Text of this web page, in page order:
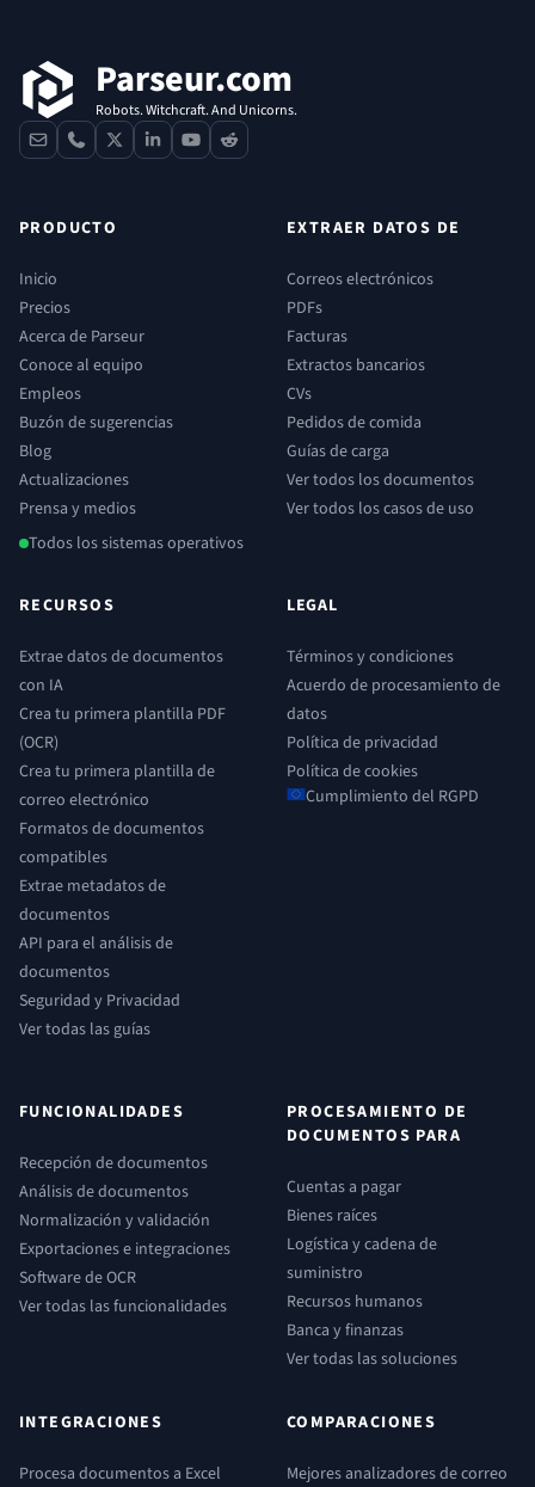
Parseur.com
Robots. Witchcraft. And Unicorns.
contactphone
x linkedinyoutube
reddit
PRODUCTO
Inicio
Precios
Acerca de Parseur
Conoce al equipo
Empleos
Buzón de sugerencias
Blog
Actualizaciones
Prensa y medios
Todos los sistemas operativos
EXTRAER DATOS DE
Correos electrónicos
PDFs
Facturas
Extractos bancarios
CVs
Pedidos de comida
Guías de carga
Ver todos los documentos
Ver todos los casos de uso
RECURSOS
Extrae datos de documentos
con IA
Crea tu primera plantilla PDF
(OCR)
Crea tu primera plantilla de
correo electrónico
Formatos de documentos
compatibles
Extrae metadatos de
documentos
API para el análisis de
documentos
Seguridad y Privacidad
Ver todas las guías
LEGAL
Términos y condiciones
Acuerdo de procesamiento de
datos
Política de privacidad
Política de cookies
Cumplimiento del RGPD
FUNCIONALIDADES
Recepción de documentos
Análisis de documentos
Normalización y validación
Exportaciones e integraciones
Software de OCR
Ver todas las funcionalidades
PROCESAMIENTO DE
DOCUMENTOS PARA
Cuentas a pagar
Bienes raíces
Logística y cadena de
suministro
Recursos humanos
Banca y finanzas
Ver todas las soluciones
INTEGRACIONES
Procesa documentos a Excel
COMPARACIONES
Mejores analizadores de correo